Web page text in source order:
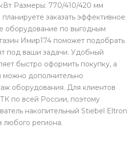
Размеры: 770/410/420 мм
заказать эффективное
оборудование по выгодным
Имир174 поможет подобрать
под ваши задачи. Удобный
быстро оформить покупку, а
можно дополнительно
оборудования. Для клиентов
по всей России, поэтому
накопительный Stiebel Eltron
любого региона.